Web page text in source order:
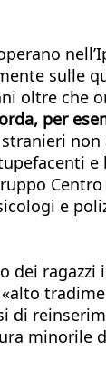
sulle
oltre che
per
e
ragazzi
di
minorile